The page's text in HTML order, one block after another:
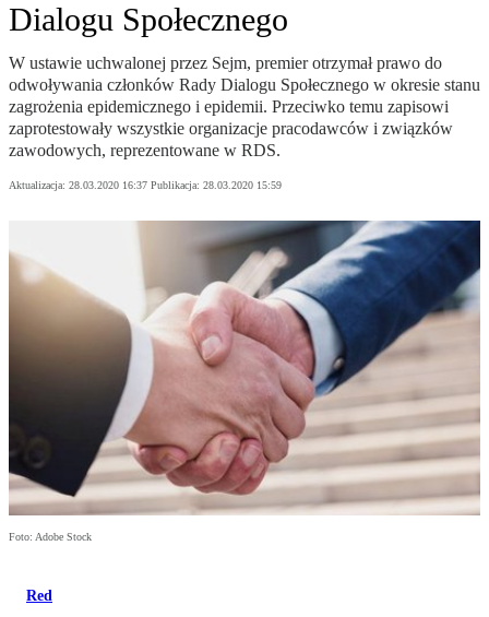
Dialogu Społecznego
W ustawie uchwalonej przez Sejm, premier otrzymał prawo do
odwoływania członków Rady Dialogu Społecznego w okresie stanu
zagrożenia epidemicznego i epidemii. Przeciwko temu zapisowi
zaprotestowały wszystkie organizacje pracodawców i związków
zawodowych, reprezentowane w RDS.
Aktualizacja: 28.03.2020 16:37 Publikacja: 28.03.2020 15:59
Foto: Adobe Stock
Red